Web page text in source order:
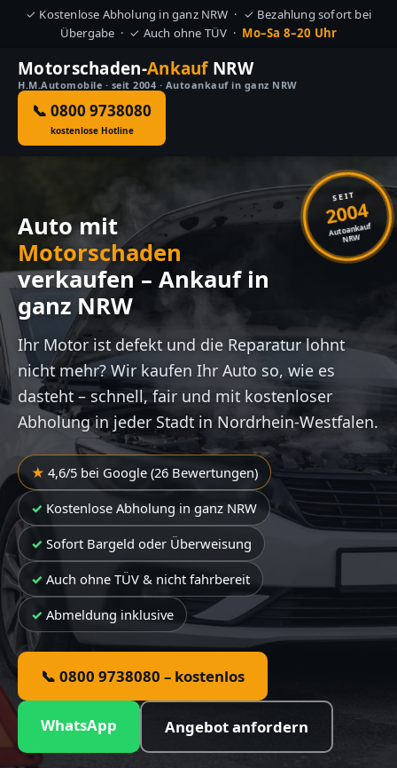
✓ Kostenlose Abholung in ganz NRW · ✓ Bezahlung sofort bei
Übergabe · ✓ Auch ohne TÜV · Mo–Sa 8–20 Uhr
Motorschaden-AnkaufNRW
H.M.Automobile · seit 2004 · Autoankauf in ganz NRW
📞 0800 9738080
kostenlose Hotline
SEIT
2004
Autoankauf
NRW
Auto mit
Motorschaden
verkaufen – Ankauf in
ganz NRW
Ihr Motor ist defekt und die Reparatur lohnt
nicht mehr? Wir kaufen Ihr Auto so, wie es
dasteht – schnell, fair und mit kostenloser
Abholung in jeder Stadt in Nordrhein-Westfalen.
4,6/5 bei Google (26 Bewertungen)
Kostenlose Abholung in ganz NRW
Sofort Bargeld oder Überweisung
Auch ohne TÜV & nicht fahrbereit
Abmeldung inklusive
📞 0800 9738080 – kostenlos
WhatsApp Angebot anfordern